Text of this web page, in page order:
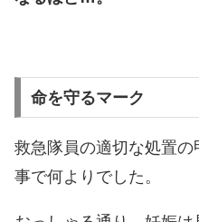
命を守るマーク
救急隊員の適切な処置
事で何よりでした。